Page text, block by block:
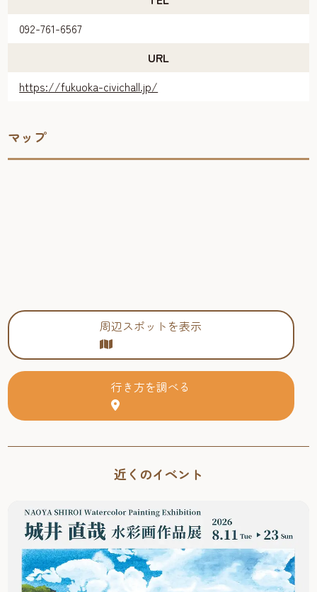
092-761-6567
URL
https://fukuoka-civichall.jp/
マップ
周辺スポットを表示
行き方を調べる
近くのイベント